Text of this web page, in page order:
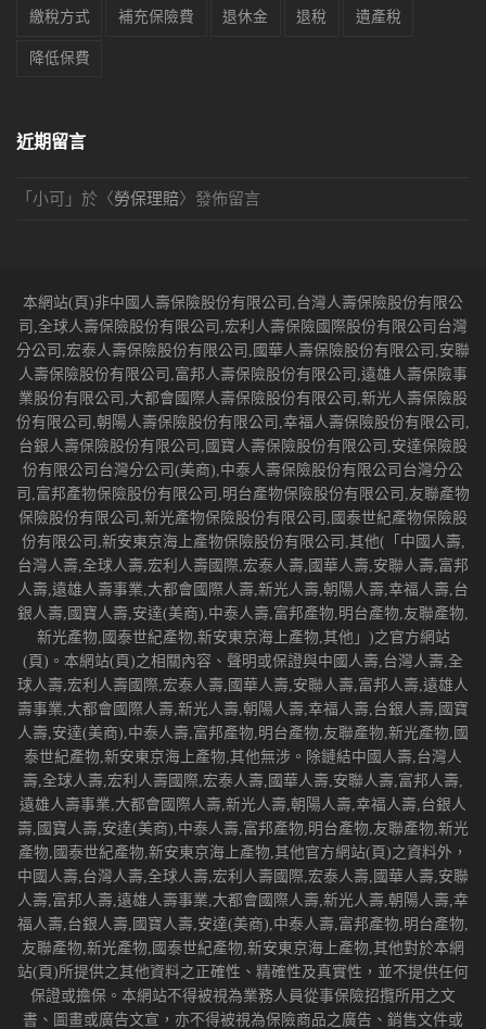
繳稅方式 補充保險費 退休金 退稅 遺產稅
降低保費
近期留言
「 小可 」於〈勞保理賠〉發佈留言
本網站(頁)非中國人壽保險股份有限公司,台灣人壽保險股份有限公
司,全球人壽保險股份有限公司,宏利人壽保險國際股份有限公司台灣
分公司,宏泰人壽保險股份有限公司,國華人壽保險股份有限公司,安聯
人壽保險股份有限公司,富邦人壽保險股份有限公司,遠雄人壽保險事
業股份有限公司,大都會國際人壽保險股份有限公司,新光人壽保險股
份有限公司,朝陽人壽保險股份有限公司,幸福人壽保險股份有限公司,
台銀人壽保險股份有限公司,國寶人壽保險股份有限公司,安達保險股
份有限公司台灣分公司(美商),中泰人壽保險股份有限公司台灣分公
司,富邦產物保險股份有限公司,明台產物保險股份有限公司,友聯產物
保險股份有限公司,新光產物保險股份有限公司,國泰世紀產物保險股
份有限公司,新安東京海上產物保險股份有限公司,其他(「中國人壽,
台灣人壽,全球人壽,宏利人壽國際,宏泰人壽,國華人壽,安聯人壽,富邦
人壽,遠雄人壽事業,大都會國際人壽,新光人壽,朝陽人壽,幸福人壽,台
銀人壽,國寶人壽,安達(美商),中泰人壽,富邦產物,明台產物,友聯產物,
新光產物,國泰世紀產物,新安東京海上產物,其他」)之官方網站
(頁)。本網站(頁)之相關內容、聲明或保證與中國人壽,台灣人壽,全
球人壽,宏利人壽國際,宏泰人壽,國華人壽,安聯人壽,富邦人壽,遠雄人
壽事業,大都會國際人壽,新光人壽,朝陽人壽,幸福人壽,台銀人壽,國寶
人壽,安達(美商),中泰人壽,富邦產物,明台產物,友聯產物,新光產物,國
泰世紀產物,新安東京海上產物,其他無涉。除鏈結中國人壽,台灣人
壽,全球人壽,宏利人壽國際,宏泰人壽,國華人壽,安聯人壽,富邦人壽,
遠雄人壽事業,大都會國際人壽,新光人壽,朝陽人壽,幸福人壽,台銀人
壽,國寶人壽,安達(美商),中泰人壽,富邦產物,明台產物,友聯產物,新光
產物,國泰世紀產物,新安東京海上產物,其他官方網站(頁)之資料外，
中國人壽,台灣人壽,全球人壽,宏利人壽國際,宏泰人壽,國華人壽,安聯
人壽,富邦人壽,遠雄人壽事業,大都會國際人壽,新光人壽,朝陽人壽,幸
福人壽,台銀人壽,國寶人壽,安達(美商),中泰人壽,富邦產物,明台產物,
友聯產物,新光產物,國泰世紀產物,新安東京海上產物,其他對於本網
站(頁)所提供之其他資料之正確性、精確性及真實性，並不提供任何
保證或擔保。本網站不得被視為業務人員從事保險招攬所用之文
書、圖畫或廣告文宣，亦不得被視為保險商品之廣告、銷售文件或